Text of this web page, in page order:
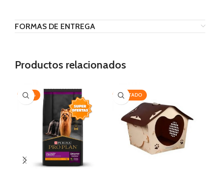
FORMAS DE ENTREGA
Productos relacionados
-20% AGOTADO